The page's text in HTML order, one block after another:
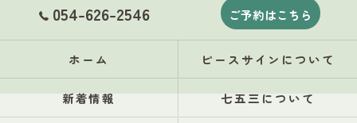
054-626-2546 ご予約はこちら
ホーム ピースサインについて
新着情報 七五三について